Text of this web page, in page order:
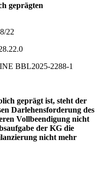
geprägten
22
BBL2025-2288-1
geprägt ist, steht der
Darlehensforderung des
Vollbeendigung nicht
der KG die
nicht mehr